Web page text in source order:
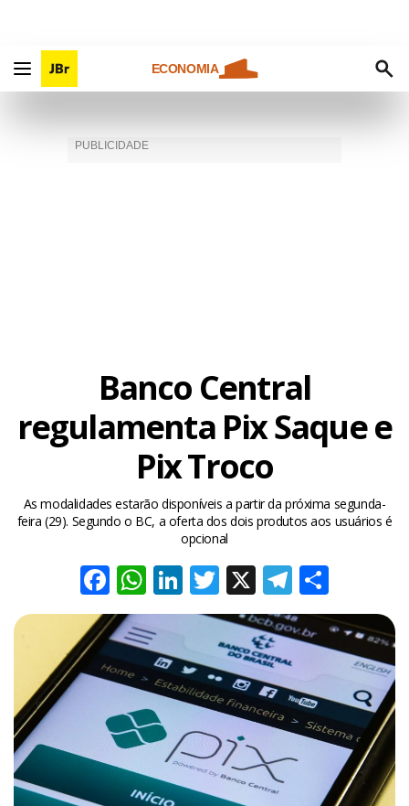
ECONOMIA
Banco Central
regulamenta Pix Saque e
Pix Troco
As modalidades estarão disponíveis a partir da próxima segunda-
feira (29). Segundo o BC, a oferta dos dois produtos aos usuários é
opcional
Facebook
WhatsApp
LinkedIn
Twitter
X